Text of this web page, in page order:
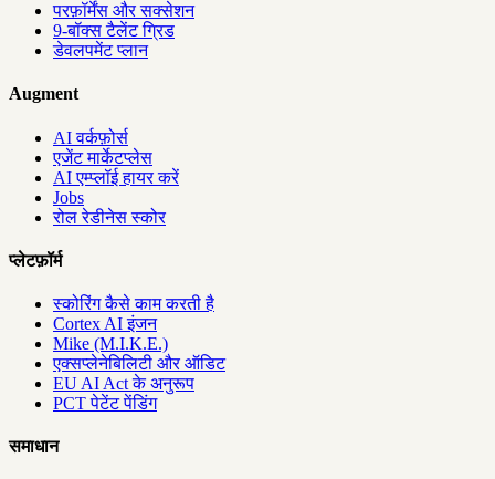
परफ़ॉर्मेंस और सक्सेशन
9-बॉक्स टैलेंट ग्रिड
डेवलपमेंट प्लान
Augment
AI वर्कफ़ोर्स
एजेंट मार्केटप्लेस
AI एम्प्लॉई हायर करें
Jobs
रोल रेडीनेस स्कोर
प्लेटफ़ॉर्म
स्कोरिंग कैसे काम करती है
Cortex AI इंजन
Mike (M.I.K.E.)
एक्सप्लेनेबिलिटी और ऑडिट
EU AI Act के अनुरूप
PCT पेटेंट पेंडिंग
समाधान